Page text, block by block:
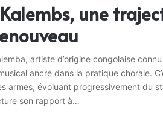
une
artiste d’origine congolaise
ancré dans la pratique chorale.
armes, évoluant progressivement du
son rapport à…